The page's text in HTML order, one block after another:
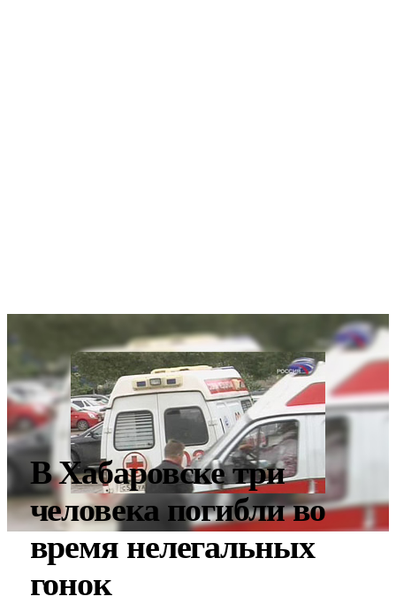
В Хабаровске три
человека погибли во
время нелегальных
гонок